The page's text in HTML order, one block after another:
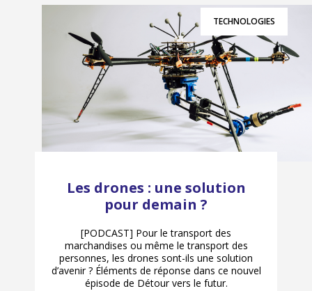
TECHNOLOGIES
Les drones : une solution
pour demain ?
[PODCAST] Pour le transport des
marchandises ou même le transport des
personnes, les drones sont-ils une solution
d’avenir ? Éléments de réponse dans ce nouvel
épisode de Détour vers le futur.